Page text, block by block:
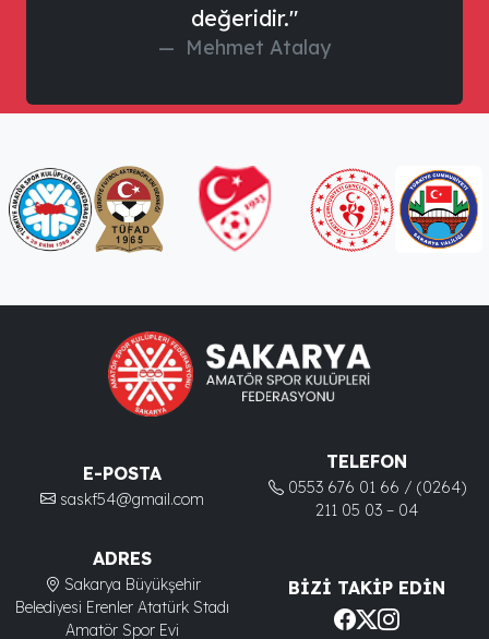
değeridir."
Mehmet Atalay
E-POSTA
saskf54@gmail.com
TELEFON
0553 676 01 66 / (0264)
211 05 03 – 04
ADRES
Sakarya Büyükşehir
Belediyesi Erenler Atatürk Stadı
Amatör Spor Evi
BIZI TAKIP EDIN